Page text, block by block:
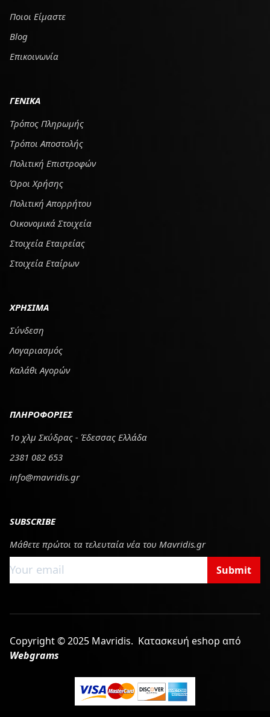
Ποιοι Είμαστε
Blog
Επικοινωνία
ΓΕΝΙΚΑ
Τρόπος Πληρωμής
Tρόποι Αποστολής
Πολιτική Επιστροφών
Όροι Χρήσης
Πολιτική Απορρήτου
Οικονομικά Στοιχεία
Στοιχεία Εταιρείας
Στοιχεία Εταίρων
ΧΡΗΣΙΜΑ
Σύνδεση
Λογαριασμός
Καλάθι Αγορών
ΠΛΗΡΟΦΟΡΙΕΣ
1ο χλμ Σκύδρας - Έδεσσας Ελλάδα
2381 082 653
info@mavridis.gr
SUBSCRIBE
Μάθετε πρώτοι τα τελευταία νέα του Mavridis.gr
Submit
Copyright © 2025 Mavridis. Κατασκευή eshop από
Webgrams